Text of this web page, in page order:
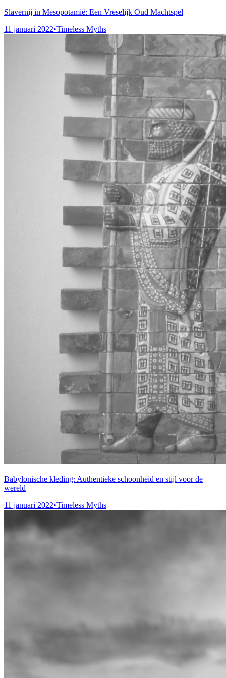
Slavernij in Mesopotamië: Een Vreselijk Oud Machtspel
11 januari 2022•Timeless Myths
Babylonische kleding: Authentieke schoonheid en stijl voor de
wereld
11 januari 2022•Timeless Myths